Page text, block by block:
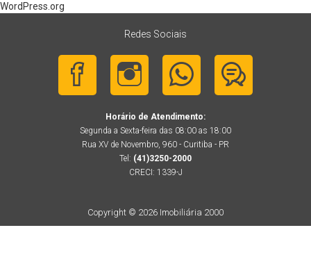
WordPress.org
Redes Sociais
Horário de Atendimento:
Segunda a Sexta-feira das 08:00 as 18:00
Rua XV de Novembro, 960 - Curitiba - PR
Tel: (41)3250-2000
CRECI: 1339-J
Copyright © 2026 Imobiliária 2000